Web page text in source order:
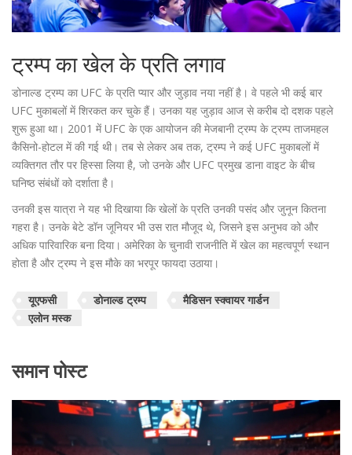
ट्रम्प का खेल के प्रति लगाव
डोनाल्ड ट्रम्प का UFC के प्रति प्यार और जुड़ाव नया नहीं है। वे पहले भी कई बार
UFC मुकाबलों में शिरकत कर चुके हैं। उनका यह जुड़ाव आज से करीब दो दशक पहले
शुरू हुआ था। 2001 में UFC के एक आयोजन की मेजबानी ट्रम्प के ट्रम्प ताजमहल
कैसिनो-होटल में की गई थी। तब से लेकर अब तक, ट्रम्प ने कई UFC मुकाबलों में
व्यक्तिगत तौर पर हिस्सा लिया है, जो उनके और UFC प्रमुख डाना वाइट के बीच
घनिष्ठ संबंधों को दर्शाता है।
उनकी इस यात्रा ने यह भी दिखाया कि खेलों के प्रति उनकी पसंद और जुनून कितना
गहरा है। उनके बेटे डॉन जूनियर भी उस रात मौजूद थे, जिसने इस अनुभव को और
अधिक पारिवारिक बना दिया। अमेरिका के चुनावी राजनीति में खेल का महत्वपूर्ण स्थान
होता है और ट्रम्प ने इस मौके का भरपूर फायदा उठाया।
यूएफसी डोनाल्ड ट्रम्प
मैडिसन स्क्वायर गार्डन
एलोन मस्क
समान पोस्ट